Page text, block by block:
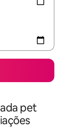
pet